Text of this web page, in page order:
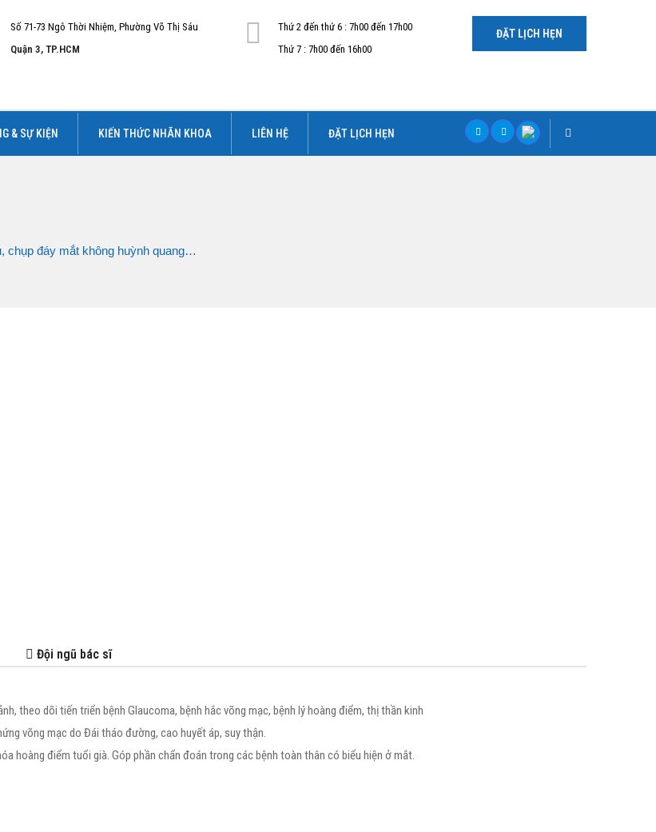
Số 71-73 Ngô Thời Nhiệm, Phường Võ Thị Sáu
Quận 3, TP.HCM
Thứ 2 đến thứ 6 : 7h00 đến 17h00
Thứ 7 : 7h00 đến 16h00
ĐẶT LỊCH HẸN
& SỰ KIỆN KIẾN THỨC NHÃN KHOA LIÊN HỆ ĐẶT LỊCH HẸN
chụp đáy mắt không huỳnh quang…
Đội ngũ bác sĩ
theo dõi tiến triển bệnh Glaucoma, bệnh hắc võng mạc, bệnh lý hoàng điểm, thị thần kinh
võng mạc do Đái tháo đường, cao huyết áp, suy thận.
hoàng điểm tuổi già. Góp phần chẩn đoán trong các bệnh toàn thân có biểu hiện ở mắt.